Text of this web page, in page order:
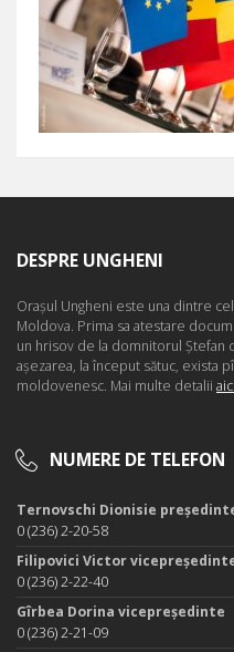
DESPRE UNGHENI
Oraşul Ungheni este una dintre
Moldova. Prima sa atestare
un hrisov de la domnitorul Ştefan
aşezarea, la început sătuc, exista
moldovenesc. Mai multe detalii aici
NUMERE DE TELEFON
Ternovschi Dionisie
0 (236) 2-20-58
Filipovici Victor
0 (236) 2-22-40
Gîrbea Dorina vicepreședinte
0 (236) 2-21-09